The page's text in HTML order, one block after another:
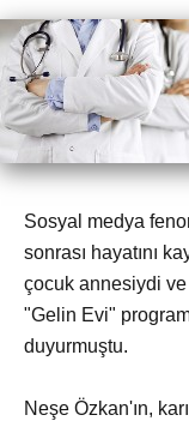
Sosyal medya
sonrası hayatını
çocuk annesiydi
"Gelin Evi"
duyurmuştu.
Neşe Özkan'ın,